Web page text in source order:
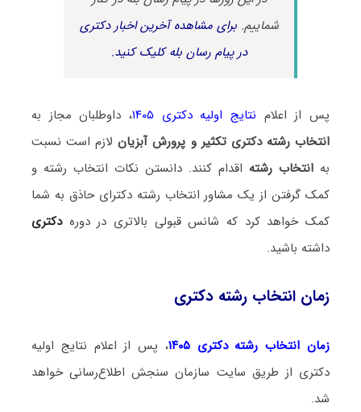
شماییم.برای مشاهده آخرین اخبار دکتری
در پیام رسان بله کلیک کنید.
پس از اعلام نتایج اولیه دکتری ۱۴۰۵
، داوطلبان مجاز به
انتخاب رشته دکتری تکثیر و پرورش آبزیانلازم است نسبت
به انتخاب رشته اقدام کنند. دانستن نکات انتخاب رشته و
کمک گرفتن از یک مشاور انتخاب رشته دکترای حاذق به شما
کمک خواهد کرد که شانس قبولی بالاتری در دورهدکتری
داشته باشید.
زمان انتخاب رشته دکتری
زمان انتخاب رشته دکتری ۱۴۰۵
، پس از اعلام نتایج اولیه
دکتری از طریق سایت سازمان سنجش اطلاع‌رسانی خواهد
شد.